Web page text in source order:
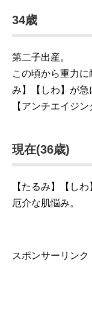
34歳
第二子出産。
この頃から重力
み】【しわ】が急
【アンチエイジ
現在(36歳)
【たるみ】【し
厄介な肌悩み。
スポンサーリンク